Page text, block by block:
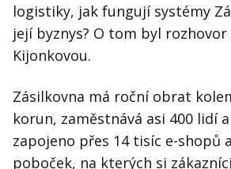
logistiky, jak fungují systémy
její byznys? O tom byl rozhovor
Kijonkovou.
Zásilkovna má roční obrat
korun, zaměstnává asi 400 lidí
zapojeno přes 14 tisíc e-shopů
poboček, na kterých si